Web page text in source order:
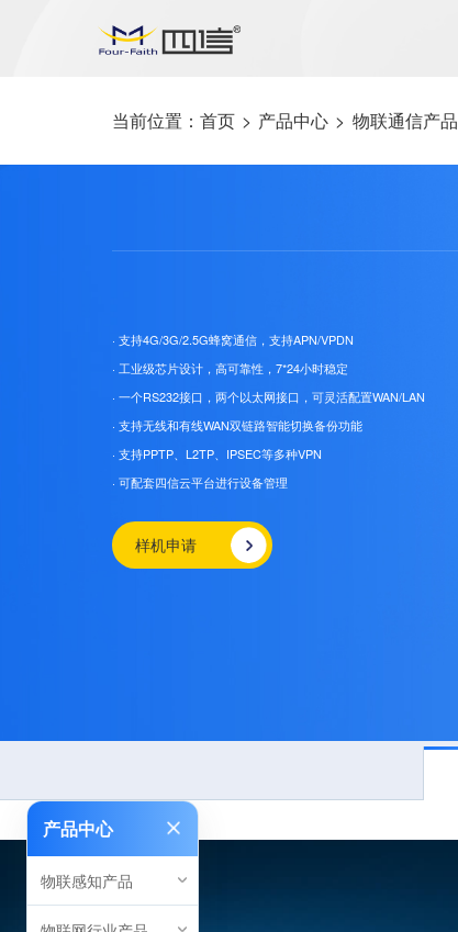
当前位置： 首页 > 产品中心 > 物联通信产品
· 支持4G/3G/2.5G蜂窝通信，支持APN/VPDN
· 工业级芯片设计，高可靠性，7*24小时稳定
· 一个RS232接口，两个以太网接口，可灵活配置WAN/LAN
· 支持无线和有线WAN双链路智能切换备份功能
· 支持PPTP、L2TP、IPSEC等多种VPN
· 可配套四信云平台进行设备管理
样机申请
产品中心
物联感知产品